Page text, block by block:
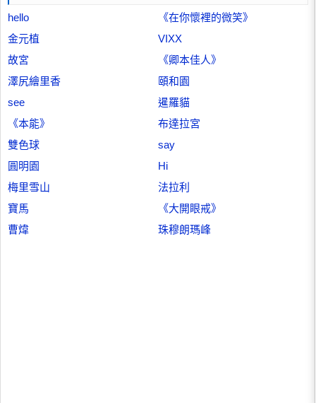
hello
《在你懷裡的微笑》
金元植
VIXX
故宮
《卿本佳人》
澤尻繪里香
頤和園
see
暹羅貓
《本能》
布達拉宮
雙色球
say
圓明園
Hi
梅里雪山
法拉利
寶馬
《大開眼戒》
曹煒
珠穆朗瑪峰